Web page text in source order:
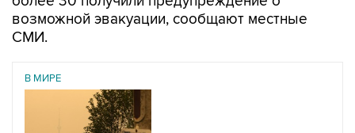
возможной эвакуации, сообщают местные
СМИ.
В МИРЕ